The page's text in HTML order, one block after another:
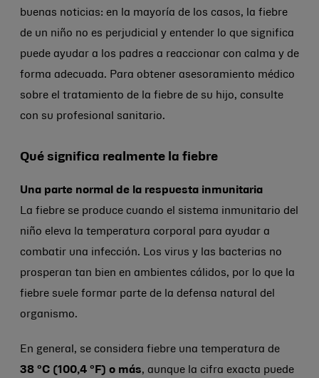
buenas noticias: en la mayoría de los casos, la fiebre
de un niño no es perjudicial y entender lo que significa
puede ayudar a los padres a reaccionar con calma y de
forma adecuada. Para obtener asesoramiento médico
sobre el tratamiento de la fiebre de su hijo, consulte
con su profesional sanitario.
Qué significa realmente la fiebre
Una parte normal de la respuesta inmunitaria
La fiebre se produce cuando el sistema inmunitario del
niño eleva la temperatura corporal para ayudar a
combatir una infección. Los virus y las bacterias no
prosperan tan bien en ambientes cálidos, por lo que la
fiebre suele formar parte de la defensa natural del
organismo.
En general, se considera fiebre una temperatura de
38 °C (100,4 °F) o más, aunque la cifra exacta puede